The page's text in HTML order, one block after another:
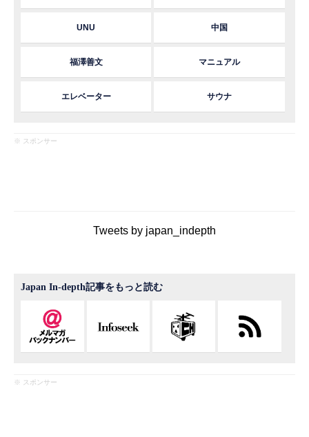
UNU 中国
福澤善文 マニュアル
エレベーター サウナ
※ スポンサー
Tweets by japan_indepth
Japan In-depth記事をもっと読む
※ スポンサー